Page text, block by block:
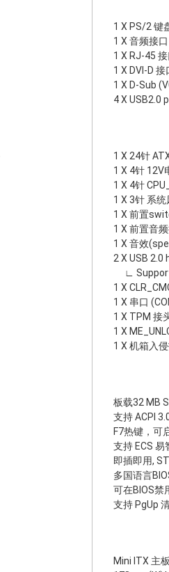
1 X PS/2 键
1 X 音频接
1 X RJ-45 接
1 X DVI-D 接
1 X D-Sub
4 X USB2.0
1 X 24针
1 X 4针 12V
1 X 4针
1 X 3针 系统
1 X 前置
1 X 前置音
1 X 音效
2 X USB 2.0
∟
1 X
1 X 串口
1 X TPM 接
1 X
1 X 机箱入
板载32 MB
支持 ACPI
F7热键，可
支持 ECS 易
即插即用,
多国语言
可在BIOS禁
支持 PgUp
Mini ITX 主